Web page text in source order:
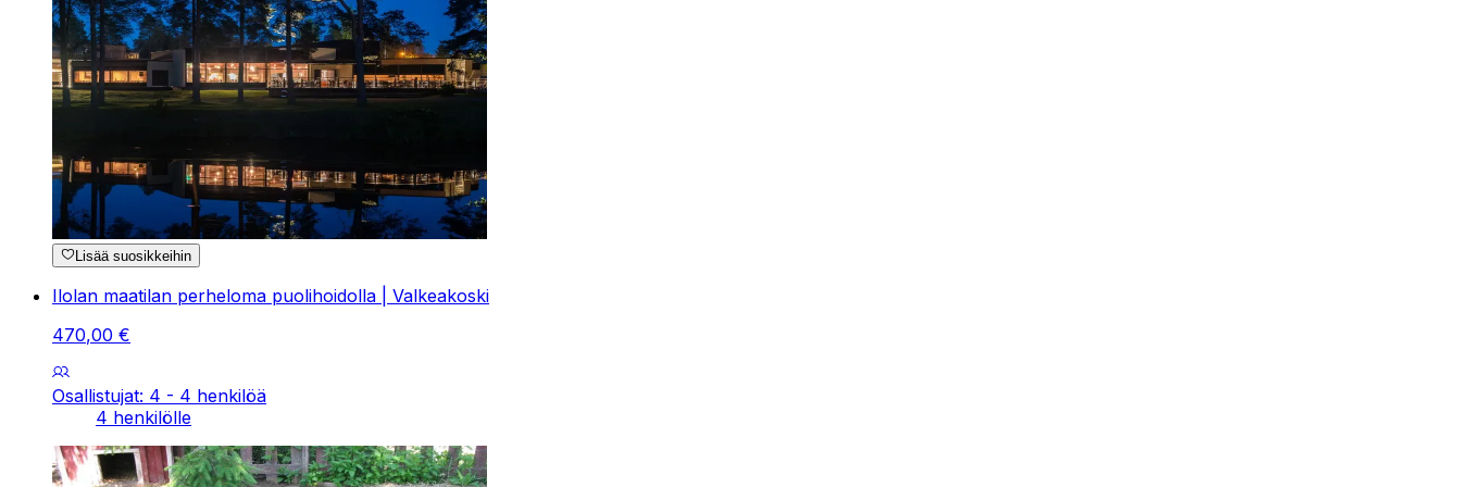
Lisää suosikkeihin
Ilolan maatilan perheloma puolihoidolla | Valkeakoski
470,00 €
Osallistujat: 4 - 4 henkilöä
4 henkilölle